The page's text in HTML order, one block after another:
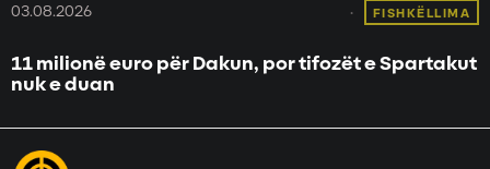
03.08.2026 FISHKËLLIMA
11 milionë euro për Dakun, por tifozët e Spartakut
nuk e duan